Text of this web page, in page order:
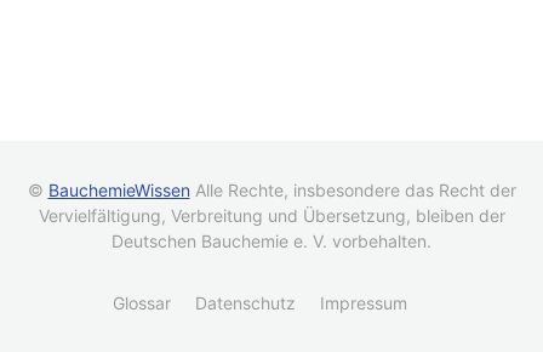
© BauchemieWissen Alle Rechte, insbesondere das Recht der
Vervielfältigung, Verbreitung und Übersetzung, bleiben der
Deutschen Bauchemie e. V. vorbehalten.
Glossar Datenschutz Impressum